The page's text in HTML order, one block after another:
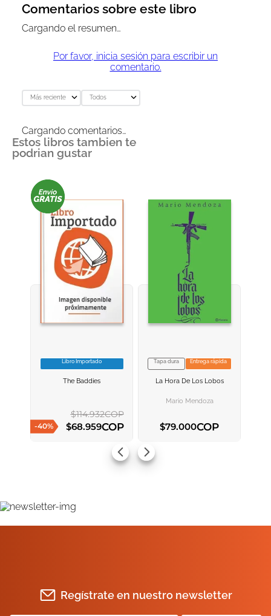
Comentarios sobre este libro
Cargando el resumen…
Por favor, inicia sesión para escribir un
comentario.
Más reciente Todos
Cargando comentarios…
Estos libros tambien te
podrian gustar
VER INFORMACION
Libro Importado
The Baddies
-40%
$114.932COP
$68.959COP
VER INFORMACION
Tapa dura Entrega rápida
La Hora De Los Lobos
Mario Mendoza
$79.000COP
Regístrate en nuestro newsletter